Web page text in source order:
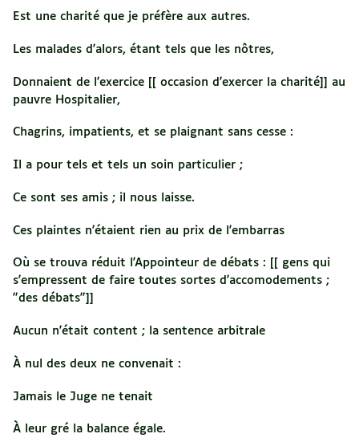
Est une charité que je préfère aux autres.
Les malades d'alors, étant tels que les nôtres,
Donnaient de l'exercice [[ occasion d'exercer la charité]] au
pauvre Hospitalier,
Chagrins, impatients, et se plaignant sans cesse :
Il a pour tels et tels un soin particulier ;
Ce sont ses amis ; il nous laisse.
Ces plaintes n'étaient rien au prix de l'embarras
Où se trouva réduit l'Appointeur de débats : [[ gens qui
s'empressent de faire toutes sortes d'accomodements ;
"des débats"]]
Aucun n'était content ; la sentence arbitrale
À nul des deux ne convenait :
Jamais le Juge ne tenait
À leur gré la balance égale.